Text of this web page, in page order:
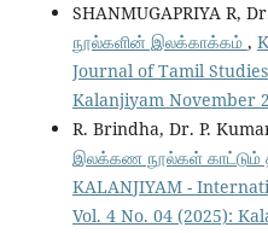
SHANMUGAPRIYA R,
நூல்களின் இலக்காக்கம் ,
Journal of Tamil
Kalanjiyam November
R. Brindha, Dr. P.
இலக்கண நூல்கள் காட்டும்
KALANJIYAM -
Vol. 4 No. 04 (2025):